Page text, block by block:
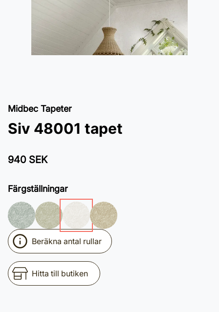
Midbec Tapeter
Siv 48001 tapet
940 SEK
Färgställningar
Beräkna antal rullar
Hitta till butiken